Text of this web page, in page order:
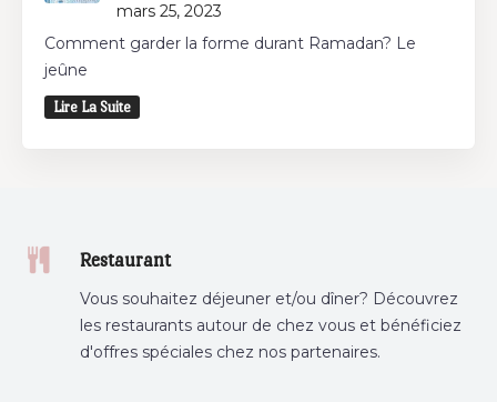
mars 25, 2023
Comment garder la forme durant Ramadan? Le
jeûne
Lire La Suite
Restaurant
Vous souhaitez déjeuner et/ou dîner? Découvrez
les restaurants autour de chez vous et bénéficiez
d'offres spéciales chez nos partenaires.